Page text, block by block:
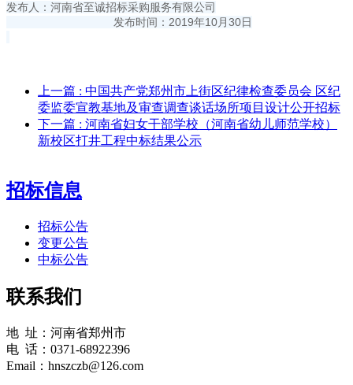
发布人：河南省至诚招标采购服务有限公司
发布时间：2019年10月30日
上一篇 : 中国共产党郑州市上街区纪律检查委员会 区纪
委监委宣教基地及审查调查谈话场所项目设计公开招标
下一篇 : 河南省妇女干部学校（河南省幼儿师范学校）
新校区打井工程中标结果公示
招标信息
招标公告
变更公告
中标公告
联系我们
地 址：河南省郑州市
电 话：0371-68922396
Email：hnszczb@126.com